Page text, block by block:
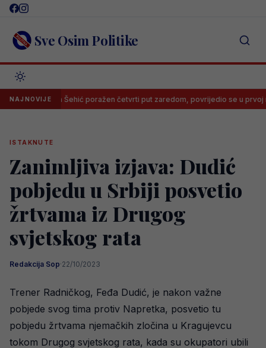
Skip
content Sve Osim Politike
NAJNOVIJE
Šehić poražen četvrti put zaredom, povrijedio se u prvoj rundi
ISTAKNUTE
Zanimljiva izjava: Dudić
pobjedu u Srbiji posvetio
žrtvama iz Drugog
svjetskog rata
Redakcija Sop·22/10/2023
Trener Radničkog, Feđa Dudić, je nakon važne
pobjede svog tima protiv Napretka, posvetio tu
pobjedu žrtvama njemačkih zločina u Kragujevcu
tokom Drugog svjetskog rata, kada su okupatori ubili